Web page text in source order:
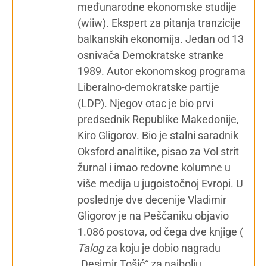
međunarodne ekonomske studije
(wiiw). Ekspert za pitanja tranzicije
balkanskih ekonomija. Jedan od 13
osnivača Demokratske stranke
1989. Autor ekonomskog programa
Liberalno-demokratske partije
(LDP). Njegov otac je bio prvi
predsednik Republike Makedonije,
Kiro Gligorov. Bio je stalni saradnik
Oksford analitike, pisao za Vol strit
žurnal i imao redovne kolumne u
više medija u jugoistočnoj Evropi. U
poslednje dve decenije Vladimir
Gligorov je na Peščaniku objavio
1.086 postova, od čega dve knjige (
Talogza koju je dobio nagradu